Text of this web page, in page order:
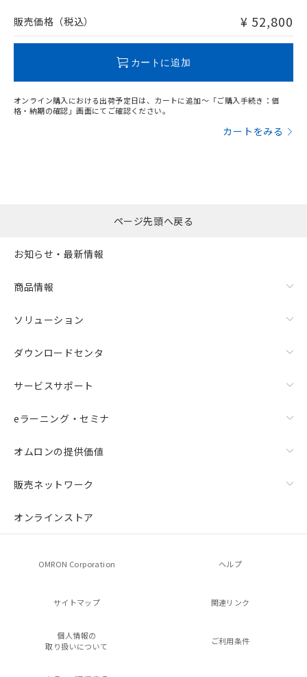
問い合わせください。
販売価格（税込） ¥ 52,800
カートに追加
オンライン購入における出荷予定日は、カートに追加～「ご購入手続き：価
格・納期の確認」画面にてご確認ください。
カートをみる
ページ先頭へ戻る
お知らせ・最新情報
商品情報
ソリューション
ダウンロードセンタ
サービスサポート
eラーニング・セミナ
オムロンの提供価値
販売ネットワーク
オンラインストア
OMRON Corporation ヘルプ
サイトマップ 関連リンク
個人情報の
取り扱いについて
ご利用条件